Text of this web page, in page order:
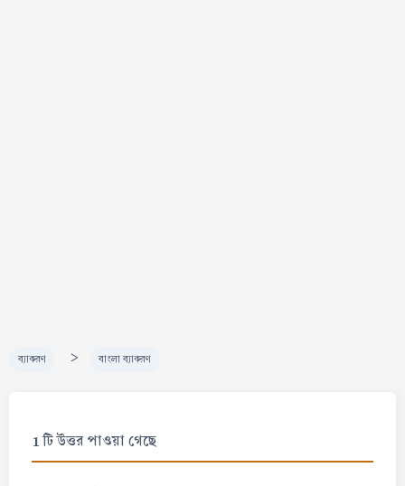
ব্যাকরণ > বাংলা ব্যাকরণ
1 টি উত্তর পাওয়া গেছে